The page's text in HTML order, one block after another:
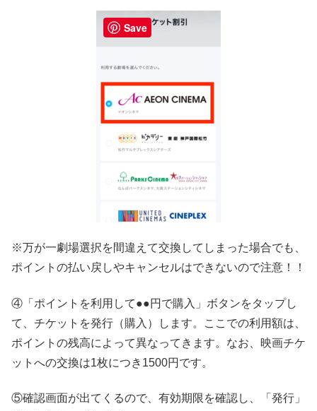
※万が一劇場選択を間違えて交換してしまった場合でも、
ポイントの払い戻しやキャンセルはできないので注意！！
④「ポイントを利用して●●円で購入」ボタンをタップし
て、チケットを発行（購入）します。ここでの利用額は、
ポイントの残高によって異なってきます。なお、映画チケ
ットへの交換は1枚につき1500円です。
⑤確認画面が出てくるので、有効期限を確認し、「発行」
Save